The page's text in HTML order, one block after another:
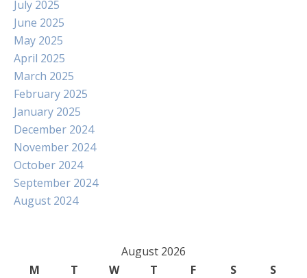
July 2025
June 2025
May 2025
April 2025
March 2025
February 2025
January 2025
December 2024
November 2024
October 2024
September 2024
August 2024
August 2026
M
T W T F S
S